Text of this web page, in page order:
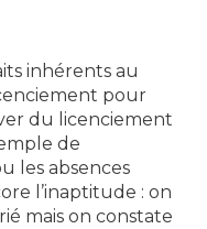
inhérents au
pour
du licenciement
de
les absences
l’inaptitude : on
mais on constate